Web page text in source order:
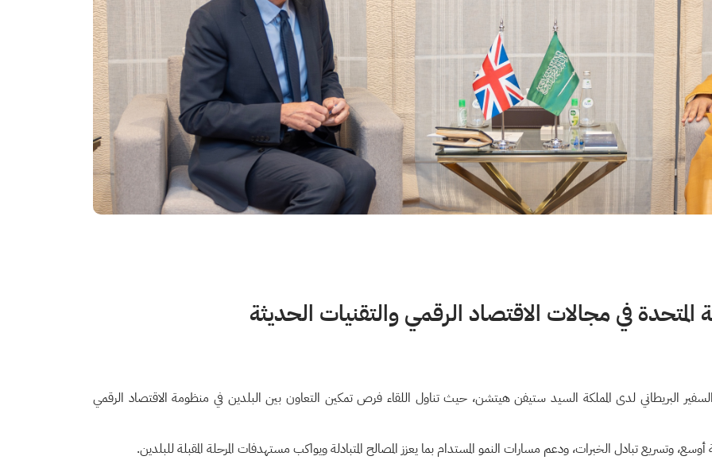
المتحدة في مجالات الاقتصاد الرقمي والتقنيات الحديثة
البريطاني لدى المملكة السيد ستيفن هيتشن، حيث تناول اللقاء فرص تمكين التعاون بين البلدين في منظومة الاقتصاد الرقمي
وتسريع تبادل الخبرات، ودعم مسارات النمو المستدام بما يعزز المصالح المتبادلة ويواكب مستهدفات المرحلة المقبلة للبلدين.